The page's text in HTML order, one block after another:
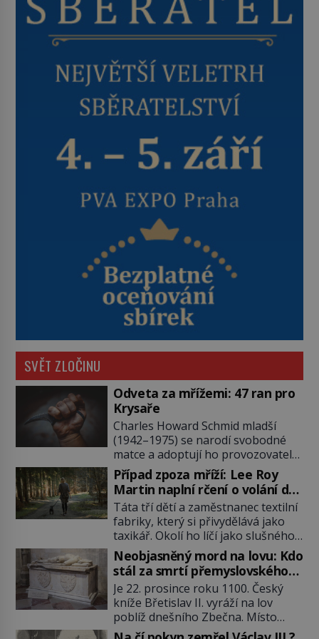
SVĚT ZLOČINU
Odveta za mřížemi: 47 ran pro
Krysaře
Charles Howard Schmid mladší
(1942–1975) se narodí svobodné
matce a adoptují ho provozovatelé
pečovatelského domu Charles a
Katharine Schmidovi. Synek jim
mnoho radosti nepřinese. Mezi
přáteli v arizonském Tusconu se
mu přezdívá Krysař. Je to pohledný
a charismatický mladík, kterému to
ve škole dvakrát nejde. Exceluje ale
v tělocviku. Škola si díky němu
může vystavit […]
Případ zpoza mříží: Lee Roy
Martin naplní rčení o volání do
lesa
Táta tří dětí a zaměstnanec textilní
fabriky, který si přivydělává jako
taxikář. Okolí ho líčí jako slušného
člověka. To je Lee Roy Martin
(1937–1972), jinak též Škrtič z
Gaffney, městečka v Jižní Karolíně.
Mezi lety 1967 až 1968 zavraždí dvě
ženy a dvě dívky. Dne 20. května
1967 znásilní a zavraždí 32letou
Annie Lucille Dedmondovou. […]
Neobjasněný mord na lovu: Kdo
stál za smrtí přemyslovského
knížete Břetislava II.?
Je 22. prosince roku 1100. Český
kníže Břetislav II. vyráží na lov
poblíž dnešního Zbečna. Místo
návratu na Pražský hrad však